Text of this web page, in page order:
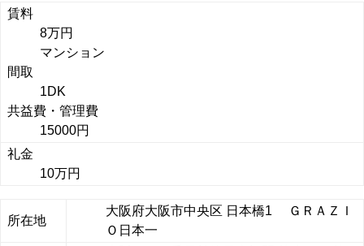
賃料
8万円
マンション
間取
1DK
共益費・管理費
15000円
礼金
10万円
所在地
大阪府大阪市中央区 日本橋1 ＧＲＡＺＩ
Ｏ日本一